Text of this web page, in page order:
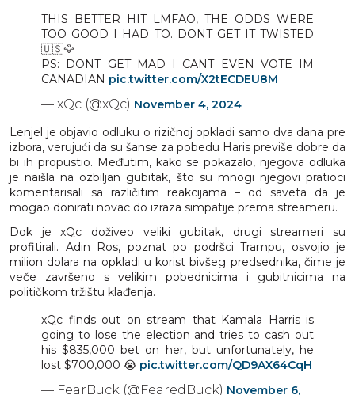
THIS BETTER HIT LMFAO, THE ODDS WERE
TOO GOOD I HAD TO. DONT GET IT TWISTED
🇺🇸🦅
PS: DONT GET MAD I CANT EVEN VOTE IM
CANADIAN pic.twitter.com/X2tECDEU8M
— xQc (@xQc) November 4, 2024
Lenjel je objavio odluku o rizičnoj opkladi samo dva dana pre
izbora, verujući da su šanse za pobedu Haris previše dobre da
bi ih propustio. Međutim, kako se pokazalo, njegova odluka
je naišla na ozbiljan gubitak, što su mnogi njegovi pratioci
komentarisali sa različitim reakcijama – od saveta da je
mogao donirati novac do izraza simpatije prema streameru.
Dok je xQc doživeo veliki gubitak, drugi streameri su
profitirali. Adin Ros, poznat po podršci Trampu, osvojio je
milion dolara na opkladi u korist bivšeg predsednika, čime je
veče završeno s velikim pobednicima i gubitnicima na
političkom tržištu klađenja.
xQc finds out on stream that Kamala Harris is
going to lose the election and tries to cash out
his $835,000 bet on her, but unfortunately, he
lost $700,000 😭 pic.twitter.com/QD9AX64CqH
— FearBuck (@FearedBuck) November 6,